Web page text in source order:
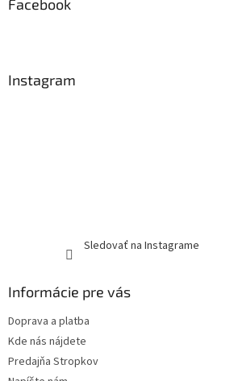
Facebook
Instagram
Sledovať na Instagrame
Informácie pre vás
Doprava a platba
Kde nás nájdete
Predajňa Stropkov